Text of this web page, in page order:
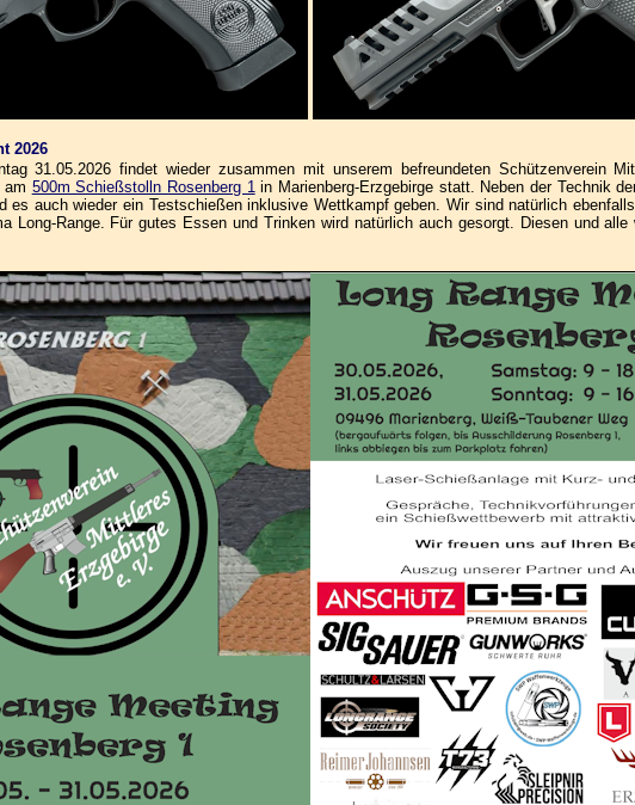
2026
31.05.2026 findet wieder zusammen mit unserem befreundeten Schützenverein
am 500m Schießstolln Rosenberg 1in Marienberg-Erzgebirge statt. Neben der Technik
es auch wieder ein Testschießen inklusive Wettkampf geben. Wir sind natürlich
Long-Range. Für gutes Essen und Trinken wird natürlich auch gesorgt. Diesen und